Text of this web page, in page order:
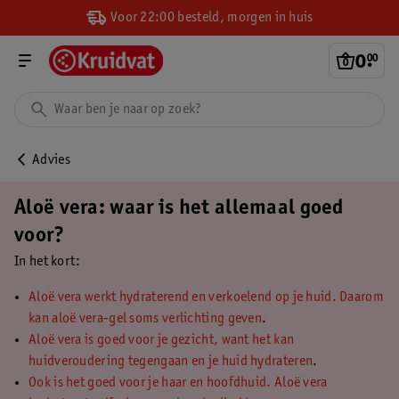
Voor 22:00 besteld, morgen in huis
0.
00
Advies
Aloë vera: waar is het allemaal goed
voor?
In het kort:
Aloë vera werkt hydraterend en verkoelend op je huid. Daarom
kan aloë vera-gel soms verlichting geven.
Aloë vera is goed voor je gezicht, want het kan
huidveroudering tegengaan en je huid hydrateren.
Ook is het goed voor je haar en hoofdhuid. Aloë vera